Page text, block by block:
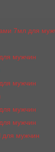
7мл для
мужчин
мужчин
мужчин
мужчин
мужчин